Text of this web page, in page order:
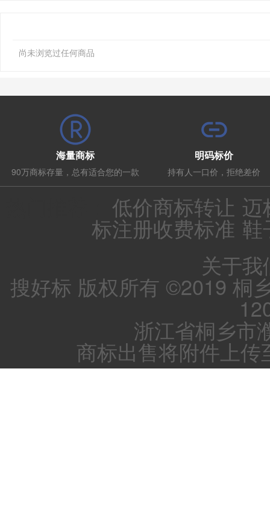
尚未浏览过任何商品
海量商标
90万商标存量，总有适合您的一款
明码标价
持有人一口价，拒绝差价
低价商标转让 迈
标注册收费标准 鞋
关于我
搜好标 版权所有 ©2019 桐
浙江省桐乡市
商标出售将附件上传